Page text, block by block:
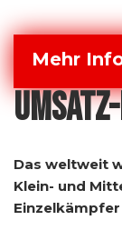
Mehr
Das weltweit
Klein- und